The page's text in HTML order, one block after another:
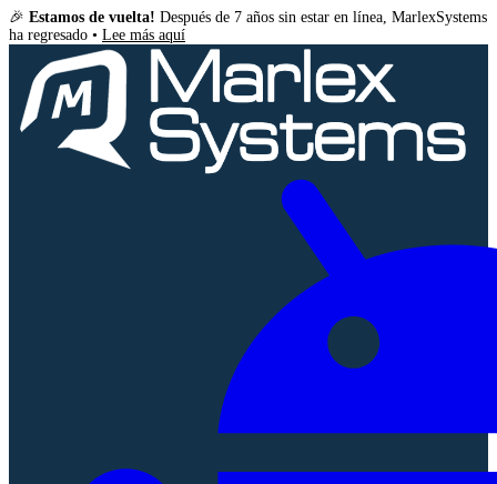
🎉 Estamos de vuelta! Después de 7 años sin estar en línea, MarlexSystems
ha regresado • Lee más aquí